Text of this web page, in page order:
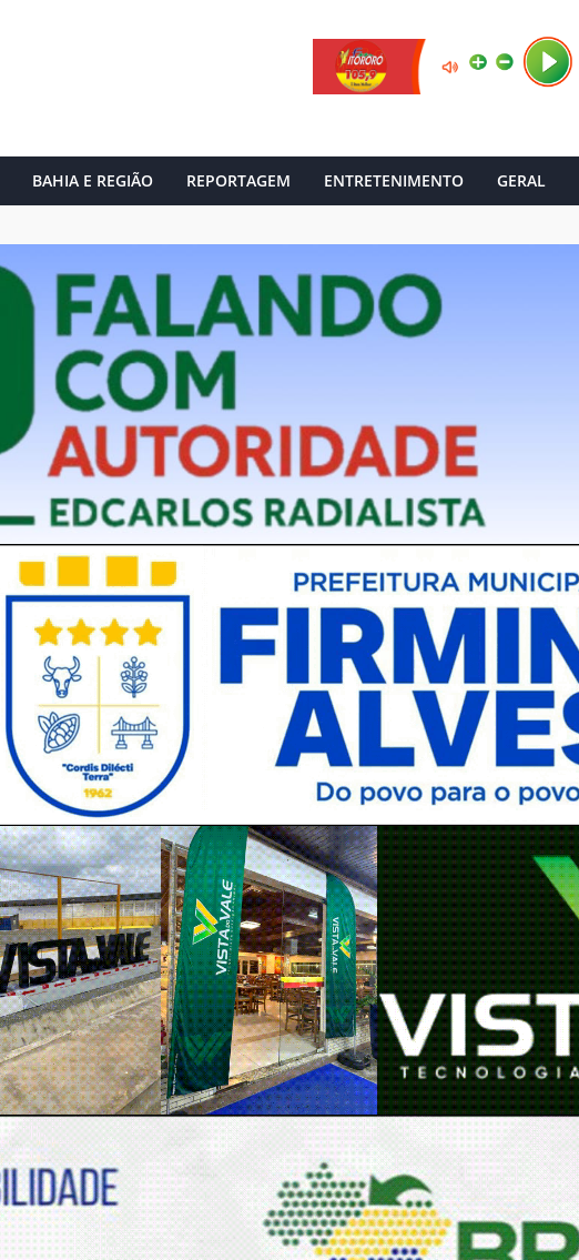
BAHIA E REGIÃO REPORTAGEM ENTRETENIMENTO GERAL